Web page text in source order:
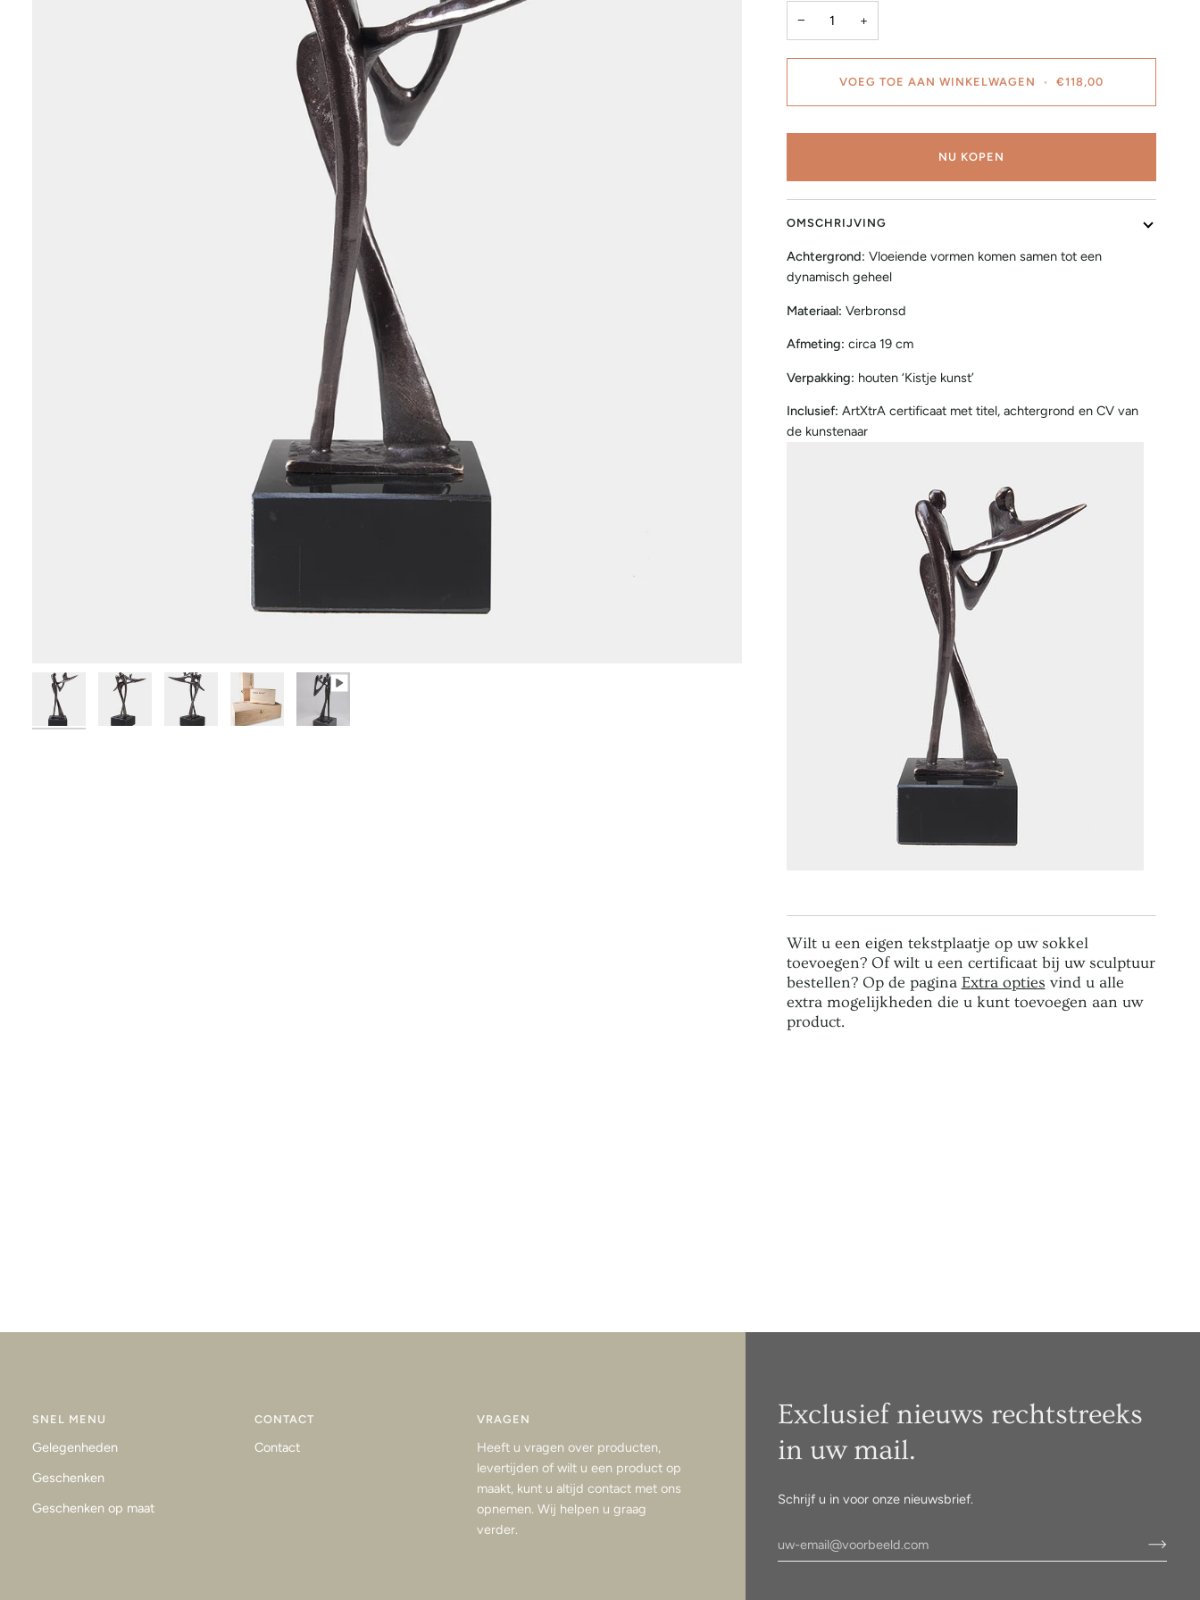
− +
VOEG TOE AAN WINKELWAGEN • €118,00
NU KOPEN
OMSCHRIJVING
Achtergrond: Vloeiende vormen komen samen tot een
dynamisch geheel
Materiaal: Verbronsd
Afmeting: circa 19 cm
Verpakking: houten ‘Kistje kunst’
Inclusief: ArtXtrA certificaat met titel, achtergrond en CV van
de kunstenaar
Wilt u een eigen tekstplaatje op uw sokkel
toevoegen? Of wilt u een certificaat bij uw sculptuur
bestellen? Op de pagina Extra opties vind u alle
extra mogelijkheden die u kunt toevoegen aan uw
product.
Exclusief nieuws rechtstreeks
in uw mail.
Schrijf u in voor onze nieuwsbrief.
SNEL MENU
Gelegenheden
Geschenken
Geschenken op maat
CONTACT
Contact
VRAGEN
Heeft u vragen over producten,
levertijden of wilt u een product op
maakt, kunt u altijd contact met ons
opnemen. Wij helpen u graag
verder.